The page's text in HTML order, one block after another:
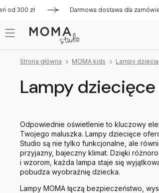
300 zł Darmowa dostawa dla zamówień
Strona główna MOMA kids Lampy
Lampy dziecięce
Odpowiednie oświetlenie to kluczowy
Twojego maluszka. Lampy dziecięce
Studio są nie tylko funkcjonalne, ale
przyjazny, bajeczny klimat. Dzięki
i wzorom, każda lampa staje się
pobudza wyobraźnię dziecka.
Lampy MOMA łączą bezpieczeństwo,